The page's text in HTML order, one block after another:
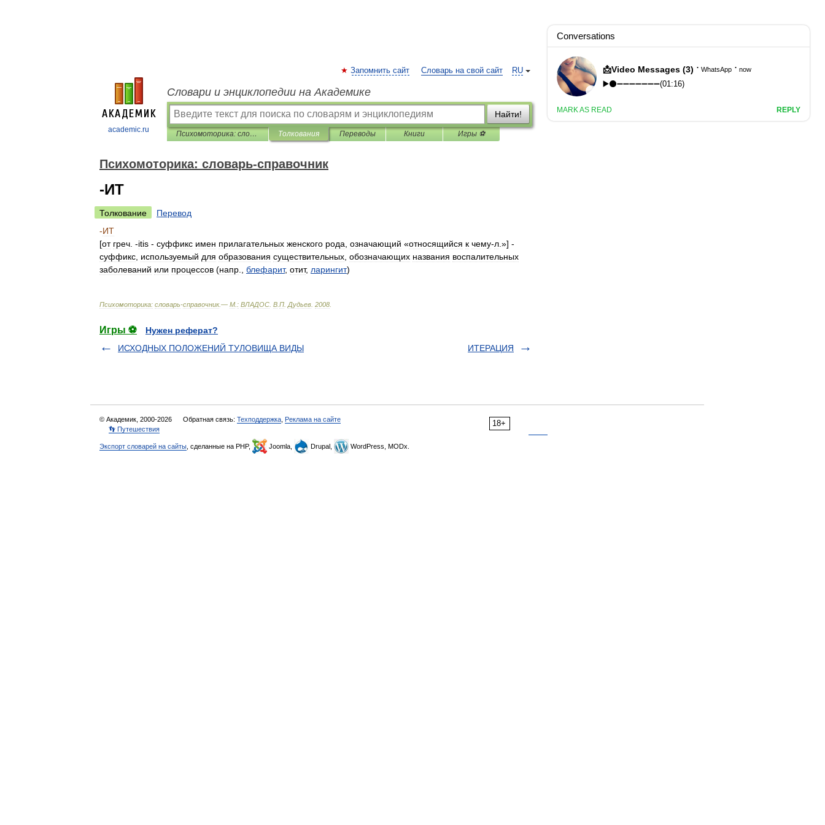
academic.ru
RU
Запомнить сайт Словарь на свой сайт
Словари и энциклопедии на Академике
Найти!
Психомоторика: cловарь-справочник Толкования Переводы Книги Игры ⚽
Психомоторика: cловарь-справочник
-ИТ
Толкование
Перевод
-ИТ
[от греч . -itis - суффикс имен прилагательных женского рода означающий «относящийся к чему-л .»] -
суффикс используемый для образования существительных обозначающих названия воспалительных
заболеваний или процессов (напр блефарит, отит, ларингит)
Психомоторика: cловарь-справочник.— М : ВЛАДОС В П Дудьев 2008
Игры ⚽
Нужен реферат?
ИСХОДНЫХ ПОЛОЖЕНИЙ ТУЛОВИЩА ВИДЫ
ИТЕРАЦИЯ
18+
© Академик, 2000-2026 Обратная связь: Техподдержка Реклама на сайте
👣 Путешествия
Экспорт словарей на сайты , сделанные на PHP, Joomla, Drupal, WordPress, MODx.